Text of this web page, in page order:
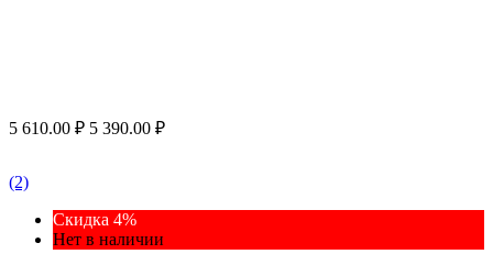
5 610.00 ₽ 5 390.00 ₽
(2)
Скидка 4%
Нет в наличии